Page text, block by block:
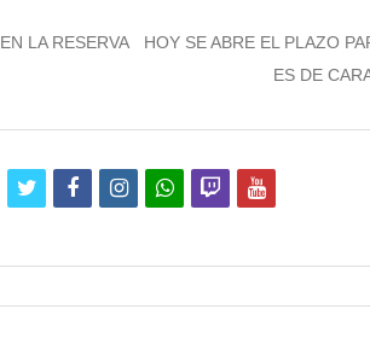
LA RESERVA
Next
HOY SE ABRE EL PLAZO
ES DE
twitterfacebookinstagramwhatsapp
twitchyoutube